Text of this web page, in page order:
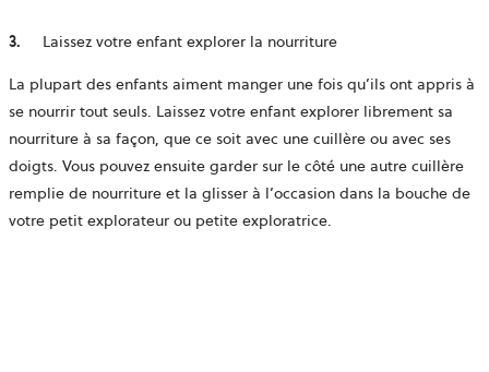
3. Laissez votre enfant explorer la nourriture
La plupart des enfants aiment manger une fois qu’ils ont appris à
se nourrir tout seuls. Laissez votre enfant explorer librement sa
nourriture à sa façon, que ce soit avec une cuillère ou avec ses
doigts. Vous pouvez ensuite garder sur le côté une autre cuillère
remplie de nourriture et la glisser à l’occasion dans la bouche de
votre petit explorateur ou petite exploratrice.